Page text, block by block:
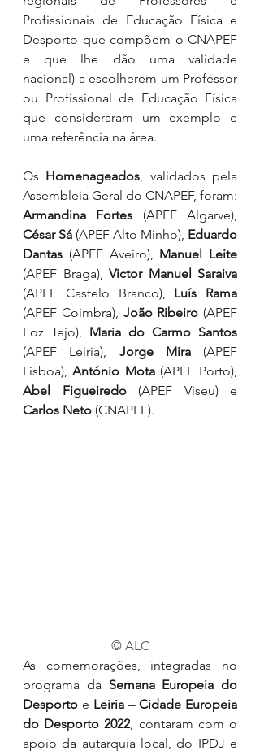
Profissionais de Educação Física e
Desporto que compõem o CNAPEF
e que lhe dão uma validade
nacional) a escolherem um Professor
ou Profissional de Educação Física
que consideraram um exemplo e
uma referência na área.
Os Homenageados, validados pela
Armandina Fortes
César Sá (APEF Alto Minho), Eduardo
Dantas (APEF Aveiro), Manuel Leite
(APEF Braga), Victor Manuel Saraiva
(APEF Castelo Branco), Luís Rama
(APEF Coimbra), João Ribeiro (APEF
Foz Tejo), Maria do Carmo Santos
(APEF Leiria), Jorge Mira (APEF
Lisboa), António Mota
Abel Figueiredo
Carlos Neto (CNAPEF).
© ALC
As comemorações, integradas no
programa da Semana Europeia do
Desporto e Leiria – Cidade Europeia
do Desporto 2022, contaram com o
apoio da autarquia local, do IPDJ e